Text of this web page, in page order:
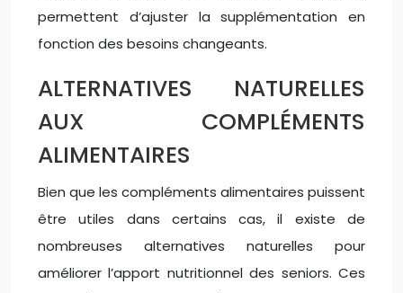
permettent d’ajuster la supplémentation en
fonction des besoins changeants.
ALTERNATIVES NATURELLES
AUX COMPLÉMENTS
ALIMENTAIRES
Bien que les compléments alimentaires puissent
être utiles dans certains cas, il existe de
nombreuses alternatives naturelles pour
améliorer l’apport nutritionnel des seniors. Ces